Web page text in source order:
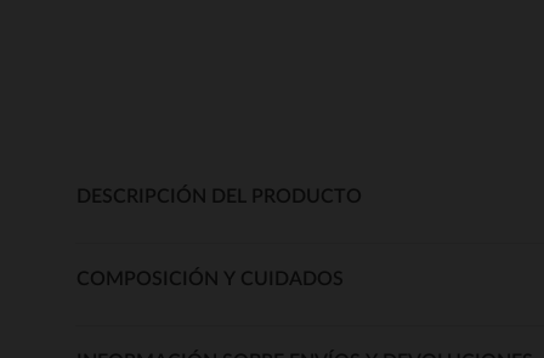
DESCRIPCIÓN DEL PRODUCTO
COMPOSICIÓN Y CUIDADOS